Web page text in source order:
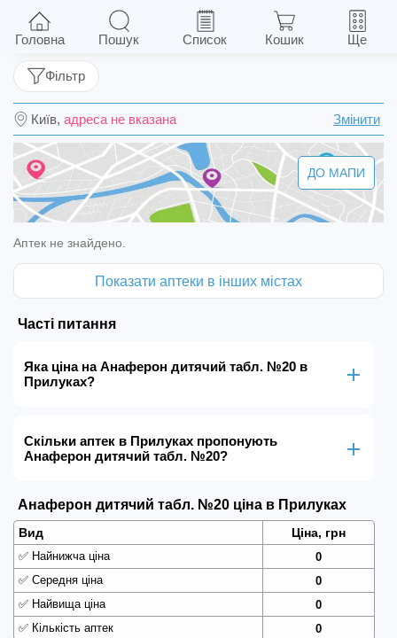
Анаферон дитячий табл. №20
Київ, адреса не вказана Змінити
Фільтр
ДО МАПИ
Аптек не знайдено.
Показати аптеки в інших містах
Часті питання
Яка ціна на Анаферон дитячий табл. №20 в
Прилуках?
Скільки аптек в Прилуках пропонують
Анаферон дитячий табл. №20?
Анаферон дитячий табл. №20 ціна в Прилуках
Вид Ціна, грн
✅ Найнижча ціна
0
✅ Середня ціна
0
✅ Найвища ціна
0
✅ Кількість аптек 0
Головна Пошук Список Кошик Ще